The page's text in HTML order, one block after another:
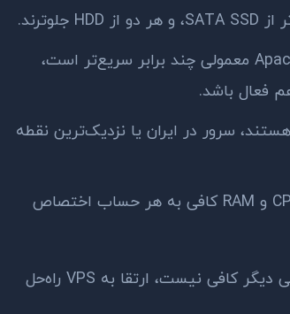
وب‌سرور: LiteSpeed نسبت به Apache معمولی چند برابر سریع‌تر است،
سرور در ایران یا نزدیک‌ترین نقطه
منابع اختصاصی: هاست‌هایی که CPU و RAM کافی به هر حساب اختصاص
اگر سایتتان رشد کرده و هاست اشتراکی دیگر کافی نیست، ارتقا به VPS راه‌حل